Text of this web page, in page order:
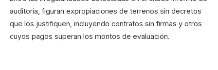
auditoría, figuran expropiaciones de terrenos sin decretos
que los justifiquen, incluyendo contratos sin firmas y otros
cuyos pagos superan los montos de evaluación.